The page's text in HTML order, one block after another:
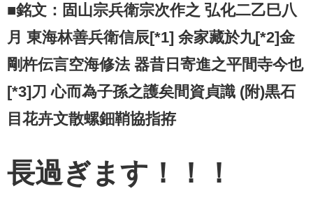
■銘文：固山宗兵衛宗次作之 弘化二乙巳八
月 東海林善兵衛信辰[*1] 余家藏於九[*2]金
剛杵伝言空海修法 器昔日寄進之平間寺今也
[*3]刀 心而為子孫之護矣間資貞識 (附)黒石
目花卉文散螺鈿鞘協指拵
長過ぎます！！！